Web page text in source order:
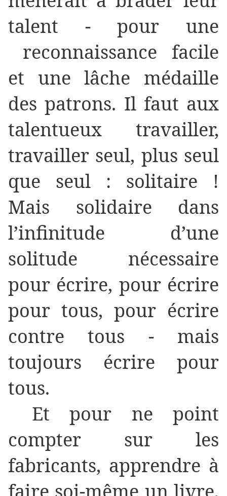
talent - pour une
reconnaissance facile
et une lâche médaille
des patrons. Il faut aux
talentueux travailler,
travailler seul, plus seul
que seul : solitaire !
Mais solidaire dans
l’infinitude d’une
solitude nécessaire
pour écrire, pour écrire
pour tous, pour écrire
contre tous - mais
toujours écrire pour
tous.
Et pour ne point
compter sur les
fabricants, apprendre à